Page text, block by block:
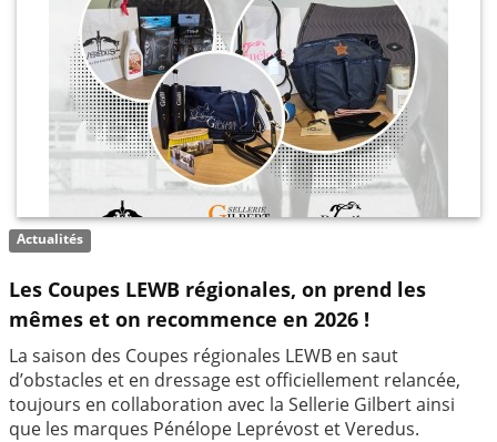
Actualités
Les Coupes LEWB régionales, on prend les
mêmes et on recommence en 2026 !
La saison des Coupes régionales LEWB en saut
d’obstacles et en dressage est officiellement relancée,
toujours en collaboration avec la Sellerie Gilbert ainsi
que les marques Pénélope Leprévost et Veredus.